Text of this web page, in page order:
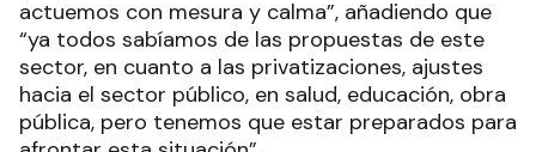
actuemos con mesura y calma”, añadiendo que
“ya todos sabíamos de las propuestas de este
sector, en cuanto a las privatizaciones, ajustes
hacia el sector público, en salud, educación, obra
pública, pero tenemos que estar preparados para